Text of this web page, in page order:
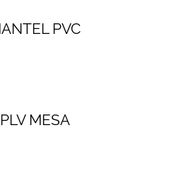
PVC
PLV MESA